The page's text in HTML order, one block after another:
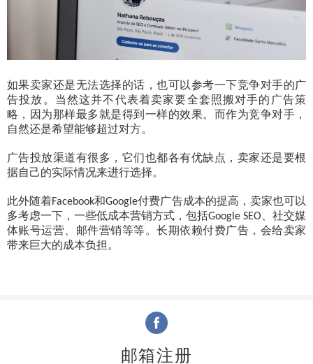
如果卖家还是无法选择的话，也可以参考一下竞争对手的广
告投放。当然这并不代表着卖家要全套照搬对手的广告策
略，因为那样最多就是得到一样的效果。而作为竞争对手，
自然还是希望能够超过对方。
广告投放渠道有很多，它们也都各有优缺点，卖家还是要根
据自己的实际情况来进行选择。
此外随着Facebook和Google付费广告成本的提高，卖家也可以
多考虑一下，一些低成本营销方式，包括Google SEO 、社交媒
体账号运营、邮件营销等等。长期依赖付费广告，会给卖家
带来巨大的成本负担。
邮箱注册